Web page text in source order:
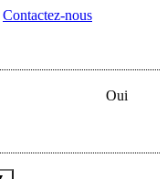
Contactez‑nous
Oui